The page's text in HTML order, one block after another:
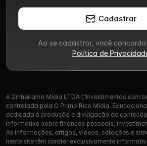
Cadastrar
Ao se cadastrar, você concorda
Política de
A Dinheirama Mídia LTDA
controlada pela O Primo Rico Mídia,
dedicada à produção e divulgação de
informativo sobre finanças pessoais,
As informações, artigos, vídeos, cotações e
neste site têm caráter exclusivamente